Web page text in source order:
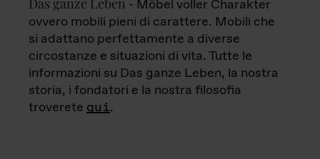
Das ganze Leben - Möbel voller Charakter
ovvero mobili pieni di carattere. Mobili che
si adattano perfettamente a diverse
circostanze e situazioni di vita. Tutte le
informazioni su Das ganze Leben, la nostra
storia, i fondatori e la nostra filosofia
troverete qui.